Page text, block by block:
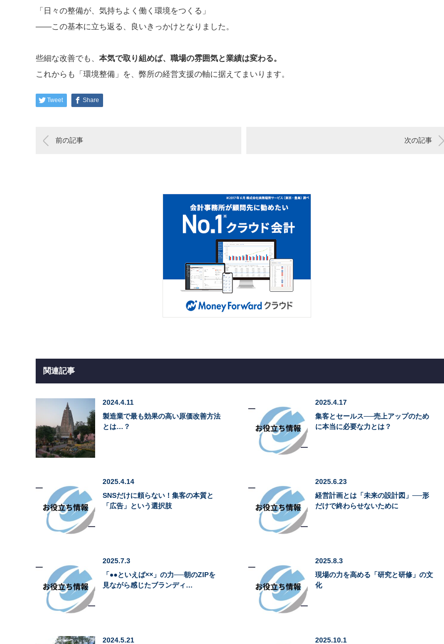
「日々の整備が、気持ちよく働く環境をつくる」
——この基本に立ち返る、良いきっかけとなりました。
些細な改善でも、 本気で取り組めば、職場の雰囲気と業績は変わる。
これからも「環境整備」を、弊所の経営支援の軸に据えてまいります。
Tweet Share
前の記事 次の記事
関連記事
2024.4.11
製造業で最も効果の高い原価改善方法
とは…？
2025.4.17
集客とセールス──売上アップのため
に本当に必要な力とは？
2025.4.14
SNSだけに頼らない！集客の本質と
「広告」という選択肢
2025.6.23
経営計画とは「未来の設計図」──形
だけで終わらせないために
2025.7.3
「●●といえば××」の力──朝のZIPを
見ながら感じたブランディ…
2025.8.3
現場の力を高める「研究と研修」の文
化
2024.5.21 2025.10.1